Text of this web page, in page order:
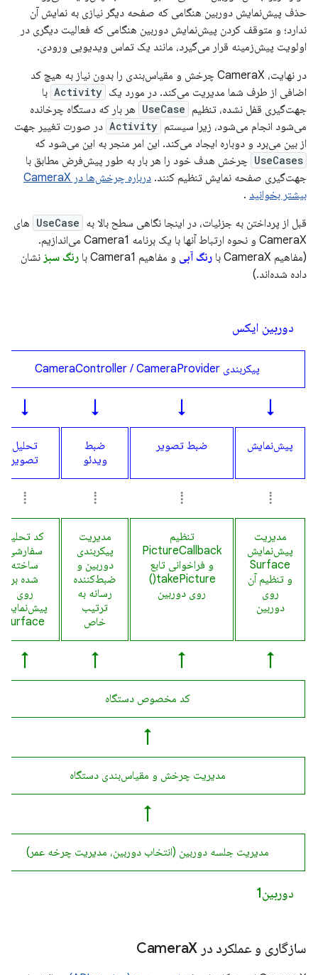
حذف پیش‌نمایش دوربین هنگامی که صفحه دیگر نیازی به نمایش آن
ندارد؛ و متوقف کردن پیش‌نمایش دوربین هنگامی که فعالیت دیگری در
اولویت پیش‌زمینه قرار می‌گیرد، مانند یک تماس ویدیویی ورودی.
در نهایت، CameraX چرخش و مقیاس‌بندی را بدون نیاز به هیچ کد
اضافی از طرف شما مدیریت می‌کند. در مورد یک Activity با
جهت‌گیری قفل نشده، تنظیم UseCase هر بار که دستگاه چرخانده
می‌شود انجام می‌شود، زیرا سیستم Activity در صورت تغییر جهت
از بین می‌برد و دوباره ایجاد می‌کند. این امر منجر به این می‌شود که
UseCases چرخش هدف خود را هر بار به طور پیش‌فرض مطابق با
جهت‌گیری صفحه نمایش تنظیم کنند.
درباره چرخش‌ها در CameraX
بیشتر بخوانید .
قبل از پرداختن به جزئیات، در اینجا نگاهی سطح بالا به UseCase های
CameraX و نحوه ارتباط آنها با یک برنامه Camera1 می‌اندازیم.
(مفاهیم CameraX با
رنگ آبی و مفاهیم Camera1 با رنگ سبز نشان
داده شده‌اند.)
دوربین ایکس
پیکربندی CameraController / CameraProvider
↓
↓
↓
↓
پیش‌نمایش ضبط تصویر
ضبط
ویدئو
تحلیل
تصویر
⁞
⁞
⁞
⁞
مدیریت
پیش‌نمایش
Surface
و تنظیم آن
روی
دوربین
تنظیم
PictureCallback
و فراخوانی تابع
takePicture()
روی دوربین
مدیریت
پیکربندی
دوربین و
ضبط‌کننده
رسانه به
ترتیب
خاص
کد تحلیل
سفارشی
ساخته
شده بر
روی
پیش‌نمایش
Surface
↑
↑
↑
↑
کد مخصوص دستگاه
↑
مدیریت چرخش و مقیاس‌بندی دستگاه
↑
مدیریت جلسه دوربین (انتخاب دوربین، مدیریت چرخه عمر)
دوربین1
سازگاری و عملکرد در Camera X